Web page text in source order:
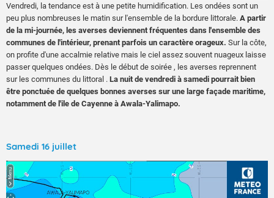
Vendredi, la tendance est à une petite humidification. Les ondées sont un
peu plus nombreuses le matin sur l'ensemble de la bordure littorale. A partir
de la mi-journée, les averses deviennent fréquentes dans l'ensemble des
communes de l'intérieur, prenant parfois un caractère orageux. Sur la côte,
on profite d'une accalmie relative mais le ciel assez souvent nuageux laisse
passer quelques ondées. Dès le début de soirée , les averses reprennent
sur les communes du littoral . La nuit de vendredi à samedi pourrait bien
être ponctuée de quelques bonnes averses sur une large façade maritime,
notamment de l'ile de Cayenne à Awala-Yalimapo.
Samedi 16 juillet